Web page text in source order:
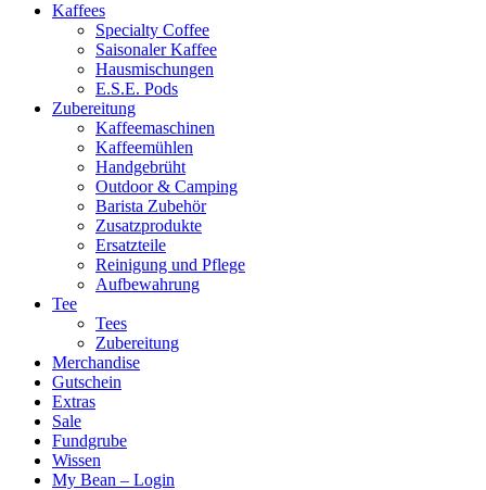
Kaffees
Specialty Coffee
Saisonaler Kaffee
Hausmischungen
E.S.E. Pods
Zubereitung
Kaffeemaschinen
Kaffeemühlen
Handgebrüht
Outdoor & Camping
Barista Zubehör
Zusatzprodukte
Ersatzteile
Reinigung und Pflege
Aufbewahrung
Tee
Tees
Zubereitung
Merchandise
Gutschein
Extras
Sale
Fundgrube
Wissen
My Bean – Login